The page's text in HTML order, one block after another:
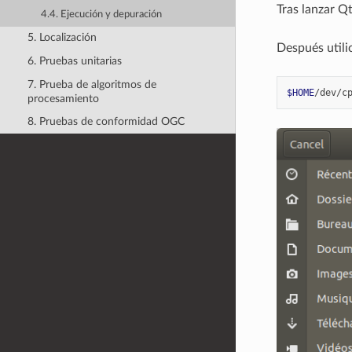
4.4. Ejecución y depuración
5. Localización
6. Pruebas unitarias
7. Prueba de algoritmos de
procesamiento
8. Pruebas de conformidad OGC
Tras lanzar
Después
$HOME